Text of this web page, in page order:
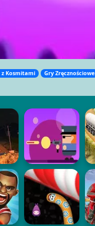
z Kosmitami Gry Zręcznościowe